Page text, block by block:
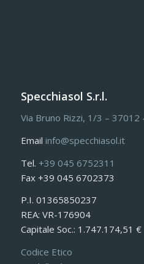
Specchiasol S.r.l.
Via Bruno Rizzi, 1/3 – 37012
Email info@specchiasol.it
Tel. +39 045 6752311
Fax +39 045 6702373
P.I. 01365850237
REA: VR-176904
Capitale Soc.: 1.747.174,51 €
Codice Etico